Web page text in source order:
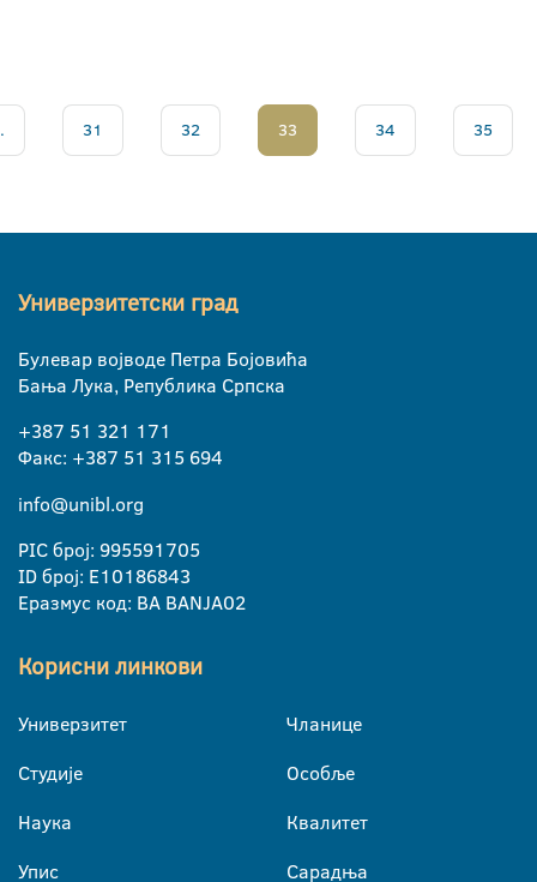
31 32 33 34 35
Универзитетски град
Булевар војводе Петра Бојовића
Бања Лука, Република Српска
+387 51 321 171
Факс: +387 51 315 694
info@unibl.org
PIC број: 995591705
ID број: E10186843
Еразмус код: BA BANJA02
Корисни линкови
Универзитет
Студије
Наука
Упис
Чланице
Особље
Квалитет
Сарадња